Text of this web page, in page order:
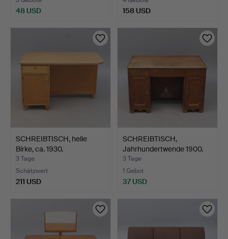
48 USD 158 USD
SCHREIBTISCH, helle
Birke, ca. 1930.
3 Tage
Schätzwert
211 USD
SCHREIBTISCH,
Jahrhundertwende 1900.
3 Tage
1 Gebot
37 USD